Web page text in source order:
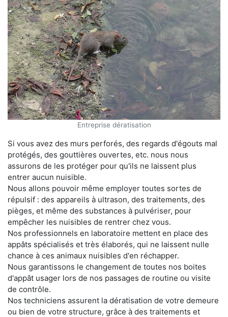
Entreprise dératisation
Si vous avez des murs perforés, des regards d'égouts mal
protégés, des gouttières ouvertes, etc. nous nous
assurons de les protéger pour qu'ils ne laissent plus
entrer aucun nuisible.
Nous allons pouvoir même employer toutes sortes de
répulsif : des appareils à ultrason, des traitements, des
pièges, et même des substances à pulvériser, pour
empêcher les nuisibles de rentrer chez vous.
Nos professionnels en laboratoire mettent en place des
appâts spécialisés et très élaborés, qui ne laissent nulle
chance à ces animaux nuisibles d'en réchapper.
Nous garantissons le changement de toutes nos boites
d'appât usager lors de nos passages de routine ou visite
de contrôle.
Nos techniciens assurent la dératisation de votre demeure
ou bien de votre structure, grâce à des traitements et